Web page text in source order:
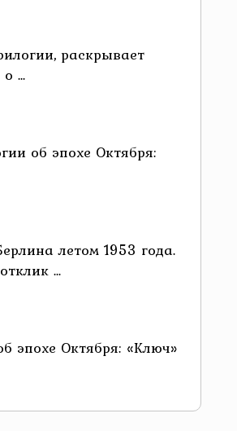
раскрывает
...
об эпохе Октября:
летом 1953 года.
...
эпохе Октября: «Ключ»